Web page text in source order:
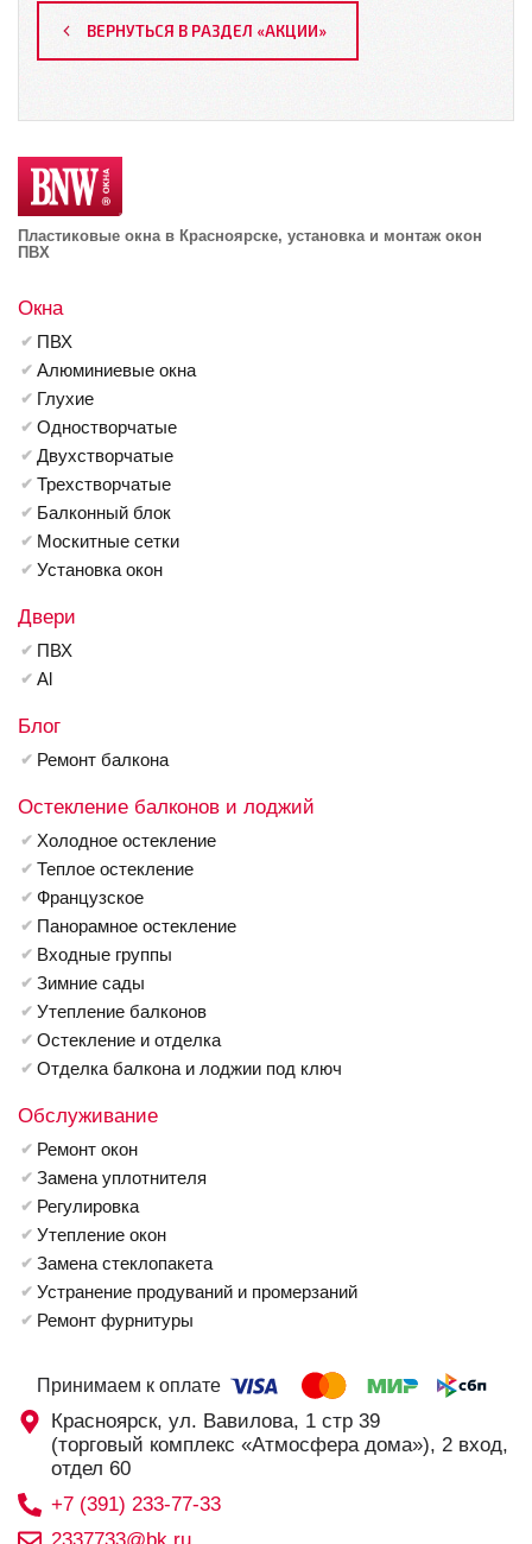
ВЕРНУТЬСЯ В РАЗДЕЛ «АКЦИИ»
Пластиковые окна в Красноярске, установка и монтаж окон
ПВХ
Окна
ПВХ
Алюминиевые окна
Глухие
Одностворчатые
Двухстворчатые
Трехстворчатые
Балконный блок
Москитные сетки
Установка окон
Двери
ПВХ
Al
Блог
Ремонт балкона
Остекление балконов и лоджий
Холодное остекление
Теплое остекление
Французское
Панорамное остекление
Входные группы
Зимние сады
Утепление балконов
Остекление и отделка
Отделка балкона и лоджии под ключ
Обслуживание
Ремонт окон
Замена уплотнителя
Регулировка
Утепление окон
Замена стеклопакета
Устранение продуваний и промерзаний
Ремонт фурнитуры
Принимаем к оплате
Красноярск, ул. Вавилова, 1 стр 39
(торговый комплекс «Атмосфера дома»), 2 вход,
отдел 60
+7 (391) 233-77-33